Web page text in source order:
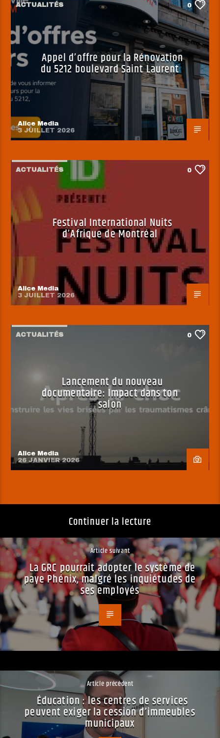
ACTUALITÉS 0
Appel d’offre pour la Rénovation
du 5212 boulevard Saint Laurent
Alice Media
3 JUILLET 2026
ACTUALITÉS 0
Festival International Nuits
d’Afrique de Montréal
Alice Media
3 JUILLET 2026
ACTUALITÉS 0
Lancement du nouveau
documentaire: Impact dans ton
salon
Alice Media
26 JANVIER 2026
Continuer la lecture
Article suivant
La GRC pourrait adopter le système de
paye Phénix, malgré les inquiétudes de
ses employés
Article précédent
Éducation : les centres de services
peuvent exiger la cession d’immeubles
municipaux